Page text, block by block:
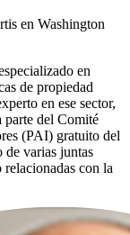
en Washington
en
de propiedad
en ese sector,
parte del Comité
(PAI) gratuito del
varias juntas
con la